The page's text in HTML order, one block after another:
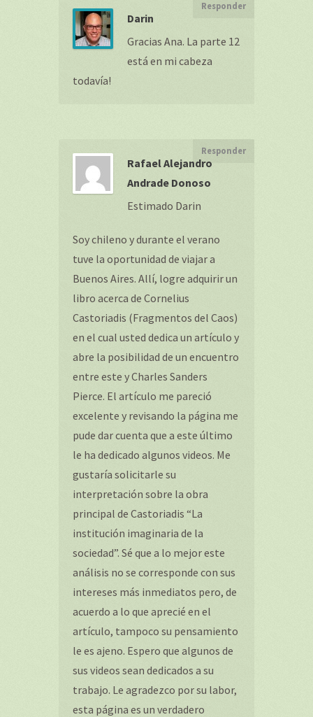
Darin
Responder
Gracias Ana. La parte 12
está en mi cabeza
todavía!
Rafael Alejandro
Andrade Donoso
Responder
Estimado Darin
Soy chileno y durante el verano
tuve la oportunidad de viajar a
Buenos Aires. Allí, logre adquirir un
libro acerca de Cornelius
Castoriadis (Fragmentos del Caos)
en el cual usted dedica un artículo y
abre la posibilidad de un encuentro
entre este y Charles Sanders
Pierce. El artículo me pareció
excelente y revisando la página me
pude dar cuenta que a este último
le ha dedicado algunos videos. Me
gustaría solicitarle su
interpretación sobre la obra
principal de Castoriadis “La
institución imaginaria de la
sociedad”. Sé que a lo mejor este
análisis no se corresponde con sus
intereses más inmediatos pero, de
acuerdo a lo que aprecié en el
artículo, tampoco su pensamiento
le es ajeno. Espero que algunos de
sus videos sean dedicados a su
trabajo. Le agradezco por su labor,
esta página es un verdadero